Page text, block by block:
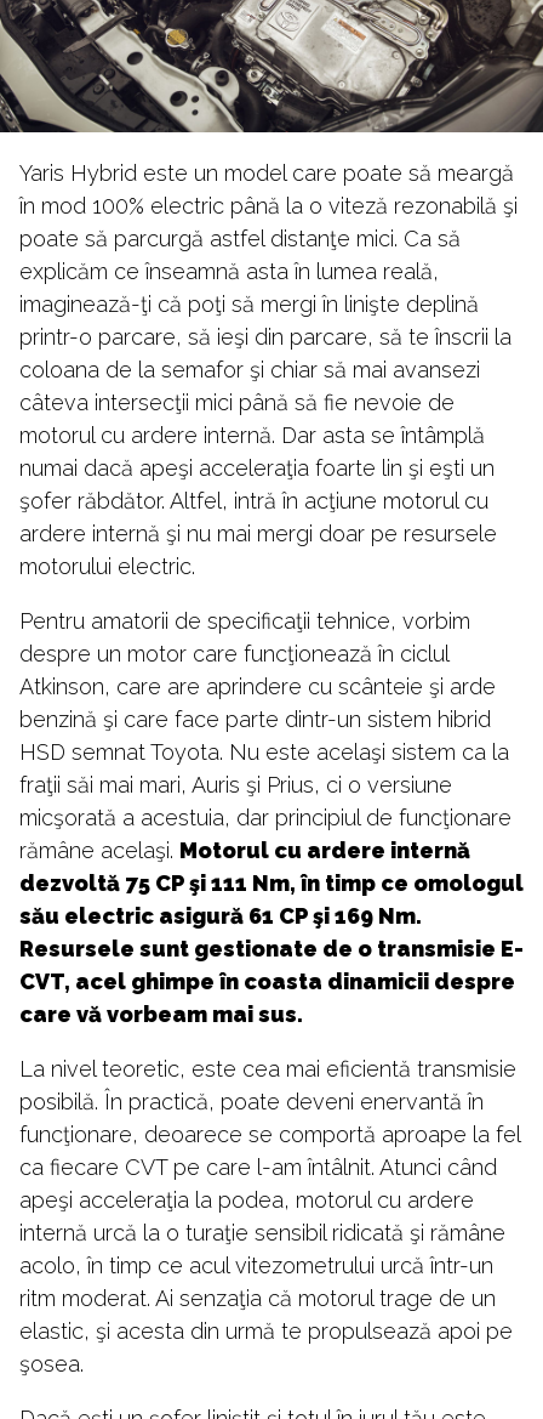
Yaris Hybrid este un model care poate să meargă
în mod 100% electric până la o viteză rezonabilă şi
poate să parcurgă astfel distanţe mici. Ca să
explicăm ce înseamnă asta în lumea reală,
imaginează-ţi că poţi să mergi în linişte deplină
printr-o parcare, să ieşi din parcare, să te înscrii la
coloana de la semafor şi chiar să mai avansezi
câteva intersecţii mici până să fie nevoie de
motorul cu ardere internă. Dar asta se întâmplă
numai dacă apeşi acceleraţia foarte lin şi eşti un
şofer răbdător. Altfel, intră în acţiune motorul cu
ardere internă şi nu mai mergi doar pe resursele
motorului electric.
Pentru amatorii de specificaţii tehnice, vorbim
despre un motor care funcţionează în ciclul
Atkinson, care are aprindere cu scânteie şi arde
benzină şi care face parte dintr-un sistem hibrid
HSD semnat Toyota. Nu este acelaşi sistem ca la
fraţii săi mai mari, Auris şi Prius, ci o versiune
micşorată a acestuia, dar principiul de funcţionare
rămâne acelaşi. Motorul cu ardere internă
dezvoltă 75 CP şi 111 Nm, în timp ce omologul
său electric asigură 61 CP şi 169 Nm.
Resursele sunt gestionate de o transmisie E-
CVT, acel ghimpe în coasta dinamicii despre
care vă vorbeam mai sus.
La nivel teoretic, este cea mai eficientă transmisie
posibilă. În practică, poate deveni enervantă în
funcţionare, deoarece se comportă aproape la fel
ca fiecare CVT pe care l-am întâlnit. Atunci când
apeşi acceleraţia la podea, motorul cu ardere
internă urcă la o turaţie sensibil ridicată şi rămâne
acolo, în timp ce acul vitezometrului urcă într-un
ritm moderat. Ai senzaţia că motorul trage de un
elastic, şi acesta din urmă te propulsează apoi pe
şosea.